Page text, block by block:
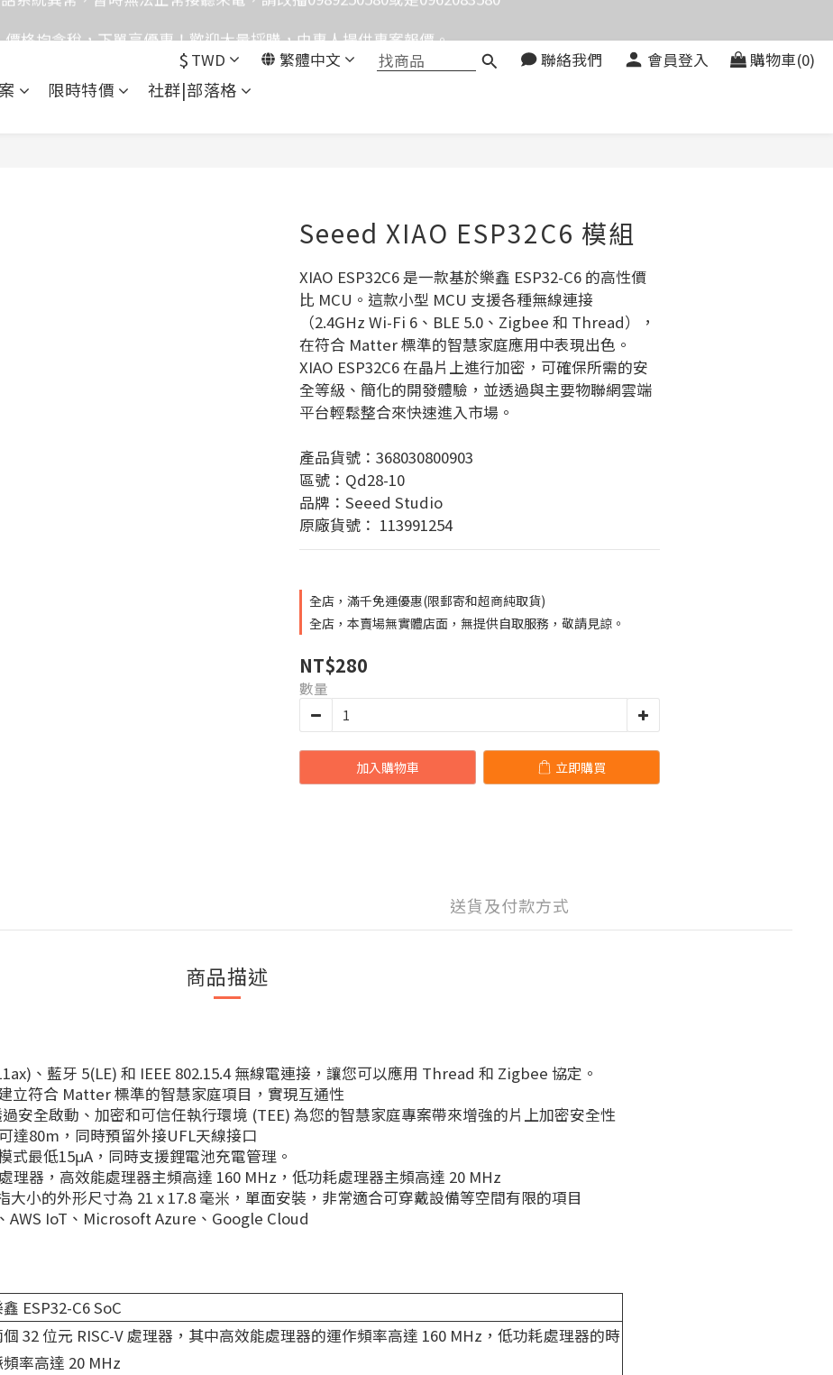
目前僅提供網路賣場服務，無實體店面，無自取服務。
系統異常，暫時無法正常接聽來電，請改播0989250580或是0962083580
$ TWD 繁體中文 聯絡我們 會員登入 購物車(0)
限時特價 社群|部落格
Seeed XIAO ESP32C6 模組
XIAO ESP32C6 是一款基於樂鑫 ESP32-C6 的高性價
比 MCU。這款小型 MCU 支援各種無線連接
（2.4GHz Wi-Fi 6、BLE 5.0、Zigbee 和 Thread），
在符合 Matter 標準的智慧家庭應用中表現出色。
XIAO ESP32C6 在晶片上進行加密，可確保所需的安
全等級、簡化的開發體驗，並透過與主要物聯網雲端
平台輕鬆整合來快速進入市場。
產品貨號：368030800903
區號：Qd28-10
品牌：Seeed Studio
原廠貨號： 113991254
全店，滿千免運優惠(限郵寄和超商純取貨)
全店，本賣場無實體店面，無提供自取服務，敬請見諒。
NT$280
數量
加入購物車 立即購買
送貨及付款方式
商品描述
、藍牙 5(LE) 和 IEEE 802.15.4 無線電連接，讓您可以應用 Thread 和 Zigbee 協定。
符合 Matter 標準的智慧家庭項目，實現互通性
安全啟動、加密和可信任執行環境 (TEE) 為您的智慧家庭專案帶來增強的片上加密安全性
達80m，同時預留外接UFL天線接口
最低15μA，同時支援鋰電池充電管理。
理器，高效能處理器主頻高達 160 MHz，低功耗處理器主頻高達 20 MHz
大小的外形尺寸為 21 x 17.8 毫米，單面安裝，非常適合可穿戴設備等空間有限的項目
AWS IoT、Microsoft Azure、Google Cloud
ESP32-C6 SoC
個 32 位元 RISC-V 處理器，其中高效能處理器的運作頻率高達 160 MHz，低功耗處理器的時
率高達 20 MHz